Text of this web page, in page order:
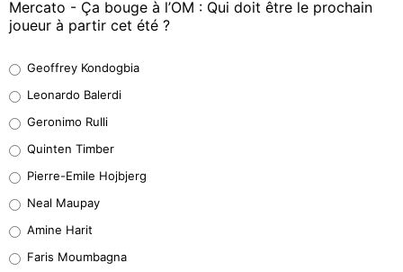
Mercato - Ça bouge à l’OM : Qui doit être le prochain
joueur à partir cet été ?
38%
32%
5%
1%
Geoffrey Kondogbia
Leonardo Balerdi
Geronimo Rulli
Quinten Timber
Pierre-Emile Hojbjerg
Neal Maupay
Amine Harit
Faris Moumbagna